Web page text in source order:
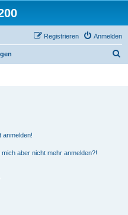
Anmelden
Registrieren
anmelden!
aber nicht mehr anmelden?!